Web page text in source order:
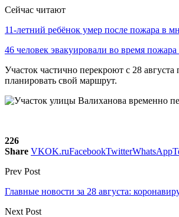
Сейчас читают
11-летний ребёнок умер после пожара в
46 человек эвакуировали во время
Участок частично перекроют с 28
планировать свой маршрут.
226
Share VKOK.ruFacebookTwitterWhatsApp
Prev Post
Главные новости за 28 августа:
Next Post